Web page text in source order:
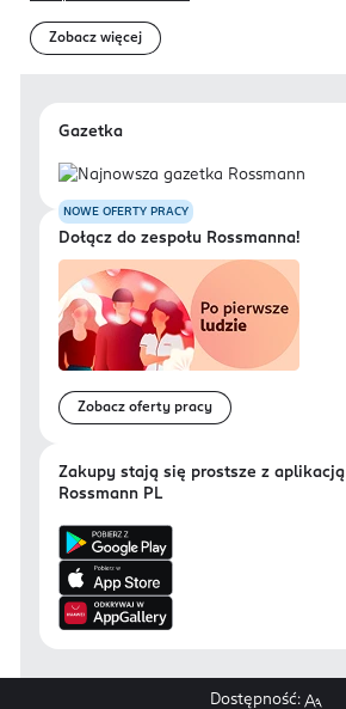
Zobacz więcej
Gazetka
NOWE OFERTY PRACY
Dołącz do zespołu Rossmanna!
Zobacz oferty pracy
Zakupy stają się prostsze z aplikacją
Rossmann PL
Dostępność: